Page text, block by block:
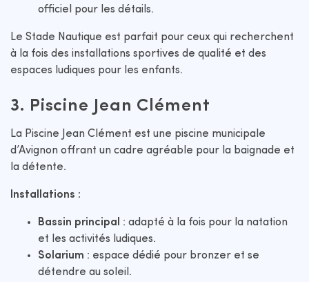
officiel pour les détails.​
Le Stade Nautique est parfait pour ceux qui recherchent
à la fois des installations sportives de qualité et des
espaces ludiques pour les enfants.​
3. Piscine Jean Clément
La Piscine Jean Clément est une piscine municipale
d’Avignon offrant un cadre agréable pour la baignade et
la détente.​
Installations :
Bassin principal
: adapté à la fois pour la natation
et les activités ludiques.
Solarium : espace dédié pour bronzer et se
détendre au soleil.​